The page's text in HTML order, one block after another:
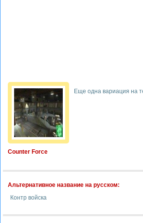
Counter Force
Еще одна вариация на
Альтернативное название на русском:
Контр войска